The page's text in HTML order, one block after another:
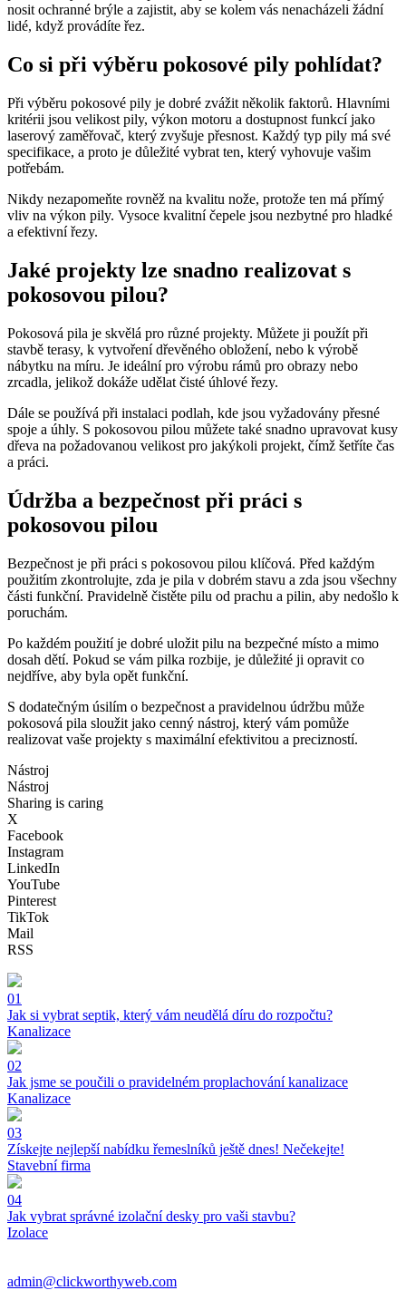
nosit ochranné brýle a zajistit, aby se kolem vás nenacházeli žádní
lidé, když provádíte řez.
Co si při výběru pokosové pily pohlídat?
Při výběru pokosové pily je dobré zvážit několik faktorů. Hlavními
kritérii jsou velikost pily, výkon motoru a dostupnost funkcí jako
laserový zaměřovač, který zvyšuje přesnost. Každý typ pily má své
specifikace, a proto je důležité vybrat ten, který vyhovuje vašim
potřebám.
Nikdy nezapomeňte rovněž na kvalitu nože, protože ten má přímý
vliv na výkon pily. Vysoce kvalitní čepele jsou nezbytné pro hladké
a efektivní řezy.
Jaké projekty lze snadno realizovat s
pokosovou pilou?
Pokosová pila je skvělá pro různé projekty. Můžete ji použít při
stavbě terasy, k vytvoření dřevěného obložení, nebo k výrobě
nábytku na míru. Je ideální pro výrobu rámů pro obrazy nebo
zrcadla, jelikož dokáže udělat čisté úhlové řezy.
Dále se používá při instalaci podlah, kde jsou vyžadovány přesné
spoje a úhly. S pokosovou pilou můžete také snadno upravovat kusy
dřeva na požadovanou velikost pro jakýkoli projekt, čímž šetříte čas
a práci.
Údržba a bezpečnost při práci s
pokosovou pilou
Bezpečnost je při práci s pokosovou pilou klíčová. Před každým
použitím zkontrolujte, zda je pila v dobrém stavu a zda jsou všechny
části funkční. Pravidelně čistěte pilu od prachu a pilin, aby nedošlo k
poruchám.
Po každém použití je dobré uložit pilu na bezpečné místo a mimo
dosah dětí. Pokud se vám pilka rozbije, je důležité ji opravit co
nejdříve, aby byla opět funkční.
S dodatečným úsilím o bezpečnost a pravidelnou údržbu může
pokosová pila sloužit jako cenný nástroj, který vám pomůže
realizovat vaše projekty s maximální efektivitou a precizností.
Nástroj
Nástroj
Sharing is caring
X
Facebook
Instagram
LinkedIn
YouTube
Pinterest
TikTok
Mail
RSS
01
Jak si vybrat septik, který vám neudělá díru do rozpočtu?
Kanalizace
02
Jak jsme se poučili o pravidelném proplachování kanalizace
Kanalizace
03
Získejte nejlepší nabídku řemeslníků ještě dnes! Nečekejte!
Stavební firma
04
Jak vybrat správné izolační desky pro vaši stavbu?
Izolace
admin@clickworthyweb.com